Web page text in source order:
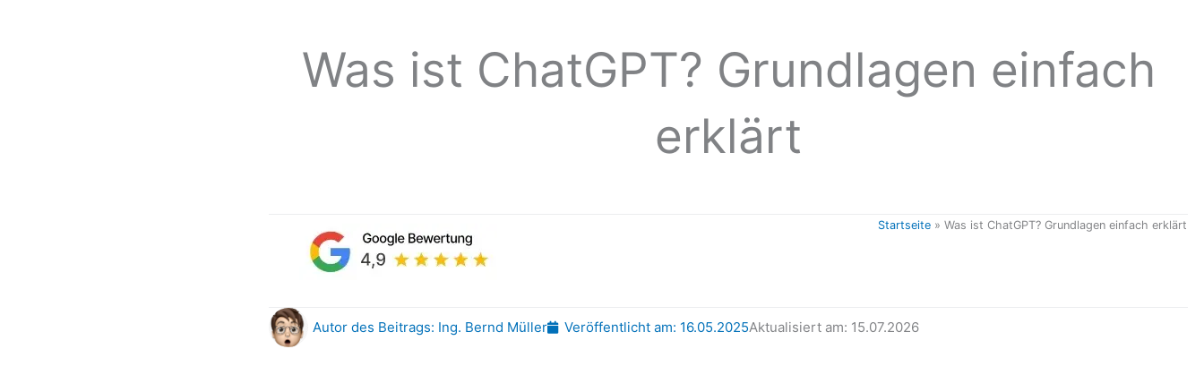
Was ist ChatGPT? Grundlagen einfach
erklärt
Startseite »Was ist ChatGPT? Grundlagen einfach erklärt
Autor des Beitrags: Ing. Bernd Müller Veröffentlicht am: 16.05.2025Aktualisiert am: 15.07.2026